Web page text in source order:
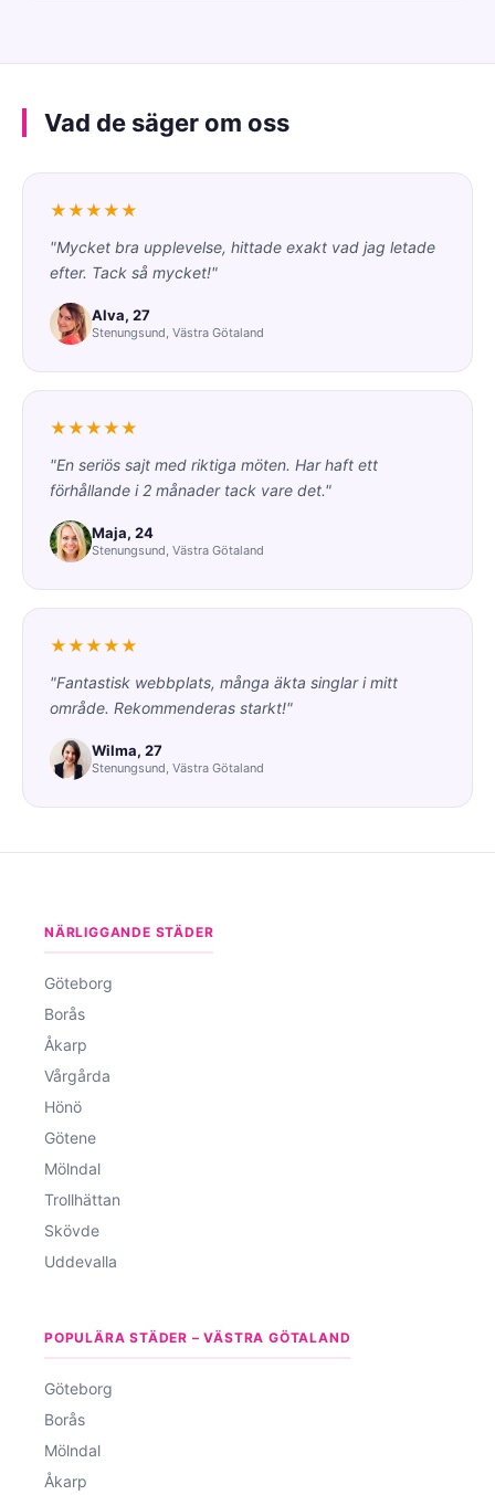
Vad de säger om oss
★★★★★
"Mycket bra upplevelse, hittade exakt vad jag letade
efter. Tack så mycket!"
Alva, 27
Stenungsund, Västra Götaland
★★★★★
"En seriös sajt med riktiga möten. Har haft ett
förhållande i 2 månader tack vare det."
Maja, 24
Stenungsund, Västra Götaland
★★★★★
"Fantastisk webbplats, många äkta singlar i mitt
område. Rekommenderas starkt!"
Wilma, 27
Stenungsund, Västra Götaland
NÄRLIGGANDE STÄDER
Göteborg
Borås
Åkarp
Vårgårda
Hönö
Götene
Mölndal
Trollhättan
Skövde
Uddevalla
POPULÄRA STÄDER – VÄSTRA GÖTALAND
Göteborg
Borås
Mölndal
Åkarp